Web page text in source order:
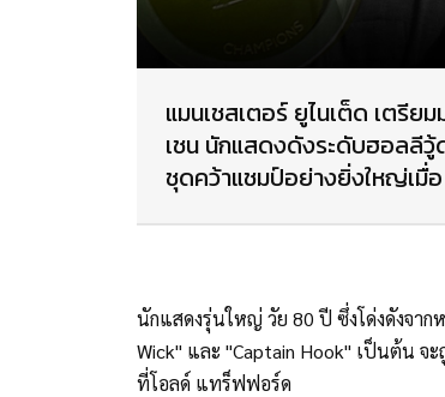
แมนเชสเตอร์ ยูไนเต็ด เตรี
เชน นักแสดงดังระดับฮอลลีวู้
ชุดคว้าแชมป์อย่างยิ่งใหญ่เมื่
นักแสดงรุ่นใหญ่ วัย 80 ปี ซึ่งโด่งดังจาก
Wick" และ "Captain Hook" เป็นต้น
ที่โอลด์ แทร็ฟฟอร์ด